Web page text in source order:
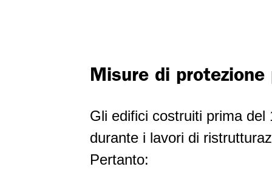
Misure di
Gli edifici costruiti prima
durante i lavori di
Pertanto: